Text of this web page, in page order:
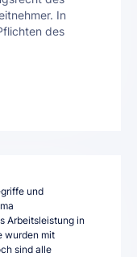
In
des
und
Arbeitsleistung in
wurden mit
sind alle